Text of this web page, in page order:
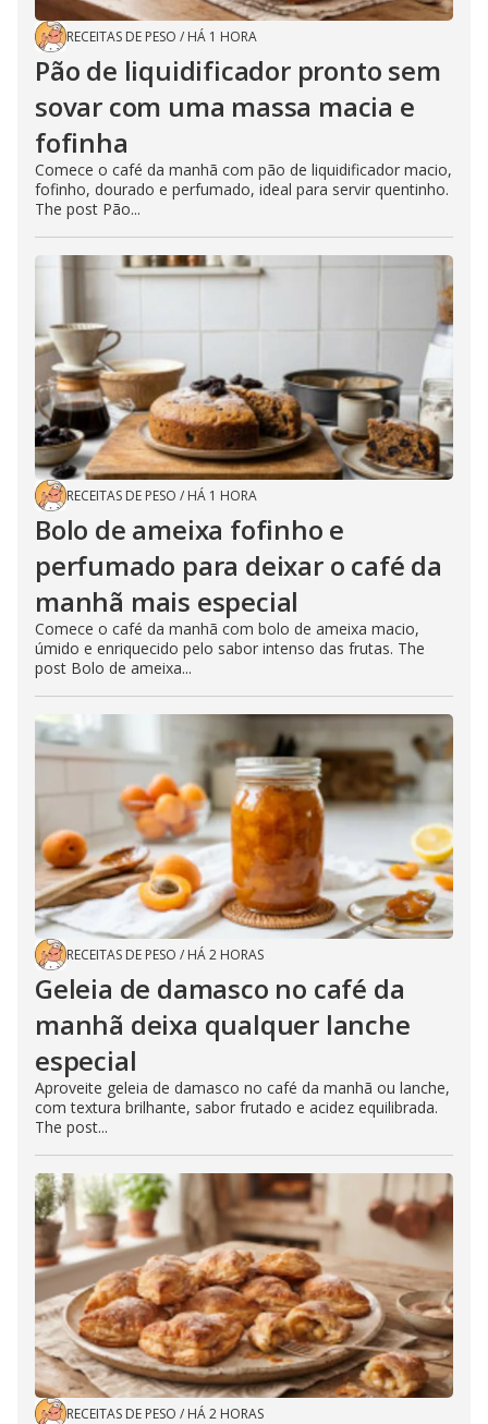
RECEITAS DE PESO / HÁ 1 HORA
Pão de liquidificador pronto sem
sovar com uma massa macia e
fofinha
Comece o café da manhã com pão de liquidificador macio,
fofinho, dourado e perfumado, ideal para servir quentinho.
The post Pão...
RECEITAS DE PESO / HÁ 1 HORA
Bolo de ameixa fofinho e
perfumado para deixar o café da
manhã mais especial
Comece o café da manhã com bolo de ameixa macio,
úmido e enriquecido pelo sabor intenso das frutas. The
post Bolo de ameixa...
RECEITAS DE PESO / HÁ 2 HORAS
Geleia de damasco no café da
manhã deixa qualquer lanche
especial
Aproveite geleia de damasco no café da manhã ou lanche,
com textura brilhante, sabor frutado e acidez equilibrada.
The post...
RECEITAS DE PESO / HÁ 2 HORAS